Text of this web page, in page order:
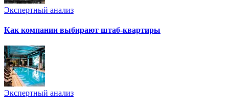
Экспертный анализ
Как компании выбирают штаб-квартиры
Экспертный анализ